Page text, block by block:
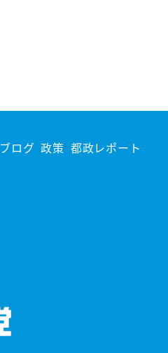
ブログ 政策 都政レポート